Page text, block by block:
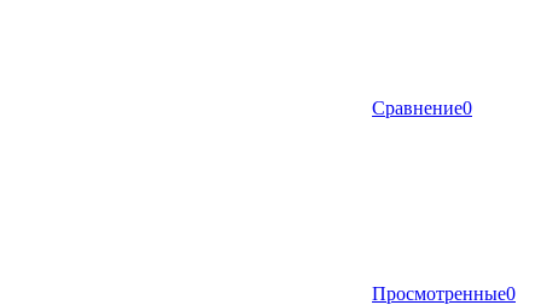
Сравнение0
Просмотренные0